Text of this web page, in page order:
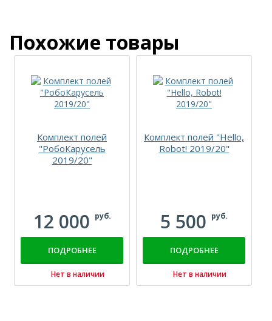
Похожие товары
Комплект полей
"РобоКарусель
2019/20"
12 000 руб.
ПОДРОБНЕЕ
Нет в наличии
Комплект полей "Hello,
Robot! 2019/20"
5 500 руб.
ПОДРОБНЕЕ
Нет в наличии